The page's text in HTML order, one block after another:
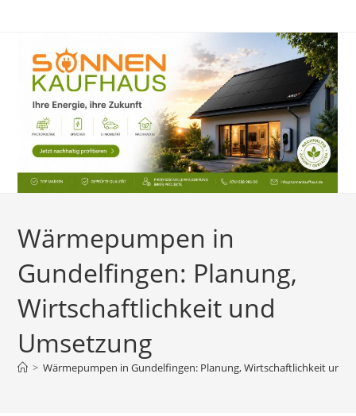
Wärmepumpen in
Gundelfingen: Planung,
Wirtschaftlichkeit und
Umsetzung
> Wärmepumpen in Gundelfingen: Planung, Wirtschaftlichkeit und